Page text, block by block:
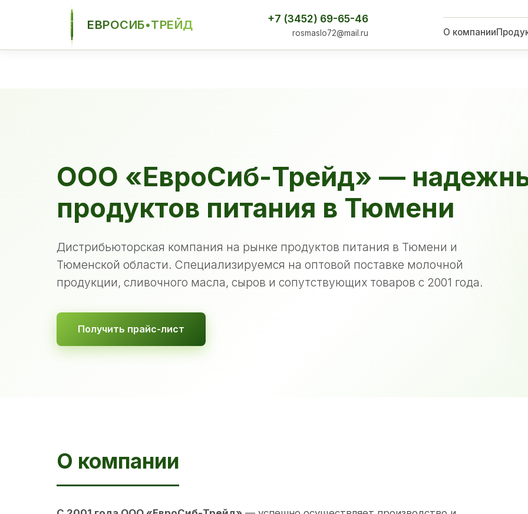
ЕСТ ЕВРОСИБ•ТРЕЙД +7 (3452) 69-65-46
rosmaslo72@mail.ru О компании
ООО «ЕвроСиб-Трейд» —
продуктов питания в Тюмени
Дистрибьюторская компания на рынке продуктов питания в Тюмени и
Тюменской области. Специализируемся на оптовой поставке молочной
продукции, сливочного масла, сыров и сопутствующих товаров с 2001 года.
Получить прайс-лист
О компании